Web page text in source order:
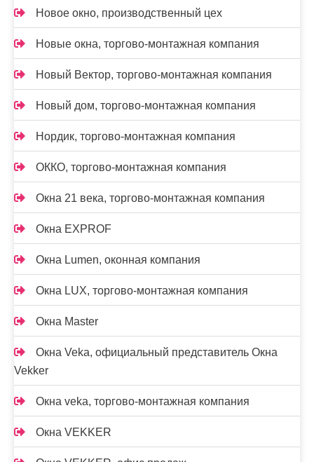
Новое окно, производственный цех
Новые окна, торгово-монтажная компания
Новый Вектор, торгово-монтажная компания
Новый дом, торгово-монтажная компания
Нордик, торгово-монтажная компания
ОККО, торгово-монтажная компания
Окна 21 века, торгово-монтажная компания
Окна EXPROF
Окна Lumen, оконная компания
Окна LUX, торгово-монтажная компания
Окна Master
Окна Veka, официальный представитель Окна
Vekker
Окна veka, торгово-монтажная компания
Окна VEKKER